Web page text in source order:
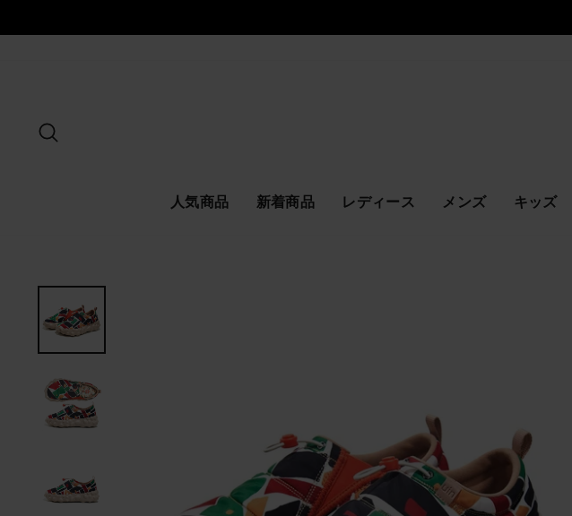
人気商品 新着商品 レディース メンズ キッズ